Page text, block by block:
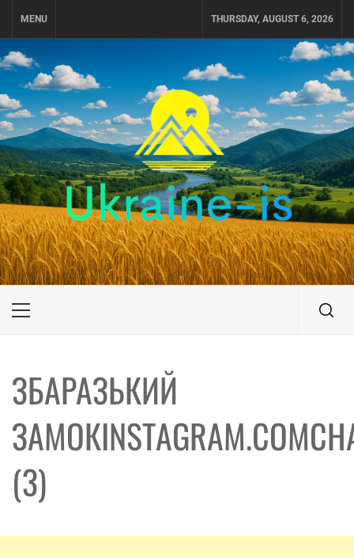
MENU THURSDAY, AUGUST 6, 2026
UKRAINE-IS
ПОДОРОЖI ПО УКРАЇНІ
Primary
ЗБАРАЗЬКИЙ
(3)